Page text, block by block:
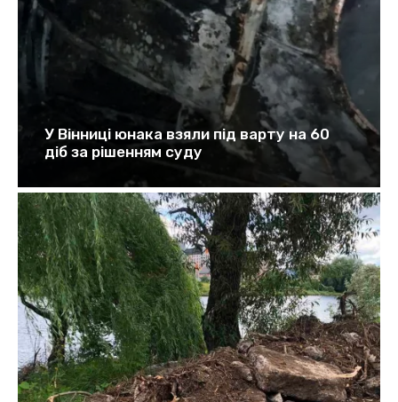
У Вінниці юнака взяли під варту на 60
діб за рішенням суду